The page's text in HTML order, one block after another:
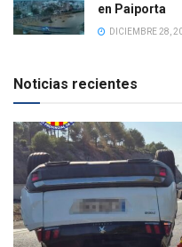
en Paiporta
DICIEMBRE 28,
Noticias recientes